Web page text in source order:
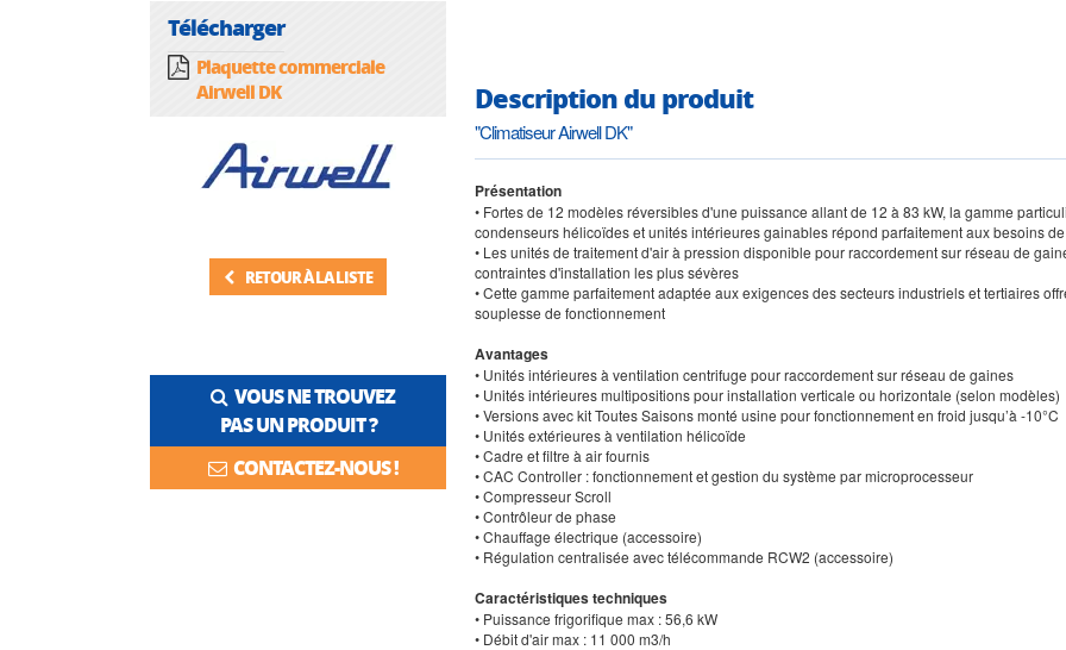
Télécharger
Plaquette commerciale
Airwell DK
RETOUR À LA LISTE
VOUS NE TROUVEZ
PAS UN PRODUIT ?
CONTACTEZ-NOUS !
Description du produit
"Climatiseur Airwell DK"
Présentation
• Fortes de 12 modèles réversibles d'une puissance allant de 12 à 83 kW, la gamme
condenseurs hélicoïdes et unités intérieures gainables répond parfaitement aux besoins
• Les unités de traitement d'air à pression disponible pour raccordement sur réseau de
contraintes d'installation les plus sévères
• Cette gamme parfaitement adaptée aux exigences des secteurs industriels et tertiaires
souplesse de fonctionnement
Avantages
• Unités intérieures à ventilation centrifuge pour raccordement sur réseau de gaines
• Unités intérieures multipositions pour installation verticale ou horizontale (selon modèles)
• Versions avec kit Toutes Saisons monté usine pour fonctionnement en froid jusqu’à -10°C
• Unités extérieures à ventilation hélicoïde
• Cadre et filtre à air fournis
• CAC Controller : fonctionnement et gestion du système par microprocesseur
• Compresseur Scroll
• Contrôleur de phase
• Chauffage électrique (accessoire)
• Régulation centralisée avec télécommande RCW2 (accessoire)
Caractéristiques techniques
• Puissance frigorifique max : 56,6 kW
• Débit d'air max : 11 000 m3/h